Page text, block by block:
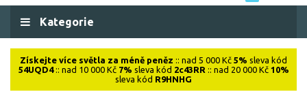
Kategorie
Získejte více světla za méně peněz :: nad 5 000 Kč 5% sleva kód
54UQD4:: nad 10 000 Kč 7% sleva kód 2c43RR :: nad 20 000 Kč 10%
sleva kód R9HNHG